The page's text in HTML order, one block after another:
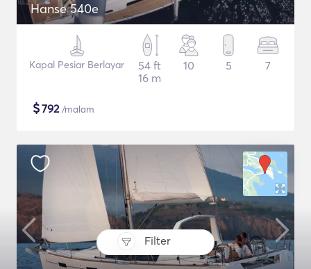
Filter
Hanse 540e
Kapal Pesiar Berlayar
54 ft
16 m
10 5 7
$792/malam